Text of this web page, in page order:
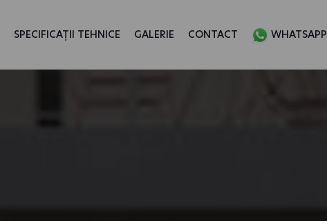
SPECIFICAȚII TEHNICE GALERIE CONTACT WHATSAPP